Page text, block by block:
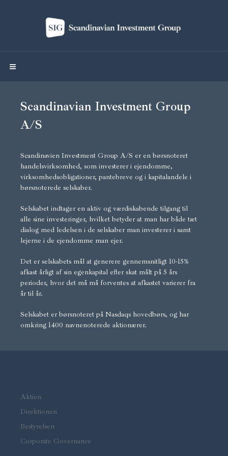
Scandinavian Investment Group
A/S
Scandinavien Investment Group A/S er en børsnoteret
handelsvirksomhed, som investerer i ejendomme,
virksomhedsobligationer, pantebreve og i kapitalandele i
børsnoterede selskaber.
Selskabet indtager en aktiv og værdiskabende tilgang til
alle sine investeringer, hvilket betyder at man har både tæt
dialog med ledelsen i de selskaber man investerer i samt
lejerne i de ejendomme man ejer.
Det er selskabets mål at generere gennemsnitligt 10-15%
afkast årligt af sin egenkapital efter skat målt på 5 års
perioder, hvor det må må forventes at afkastet varierer fra
år til år.
Selskabet er børsnoteret på Nasdaqs hovedbørs, og har
omkring 1400 navnenoterede aktionærer.
Aktien
Direktionen
Bestyrelsen
Corporate Governance